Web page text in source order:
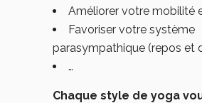
Améliorer votre mobilité
Favoriser votre système
parasympathique (repos et
…
Chaque style de yoga